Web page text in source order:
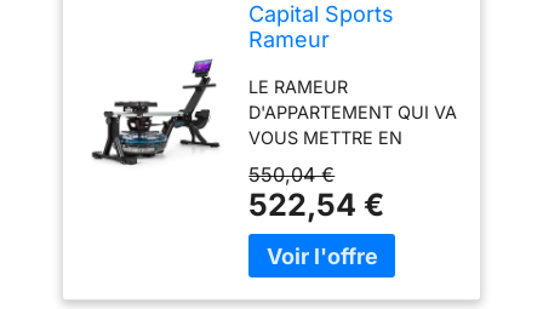
Capital Sports
Rameur
Rameur
Professionnel, à
Eau 13L,
Entraînement Banc
d'Aviron, Ecran LCD,
Rail en Aluminium
120cm, 8 Niveaux
de Résistance à
l'eau, Régulation du
LE RAMEUR
D'APPARTEMENT QUI VA
VOUS METTRE EN
FORME : Ce rameur a été
conçu pour être
confortable et très solide
afin qu'il dure dans le
temps et soit adapté
550,04 €
522,54 €